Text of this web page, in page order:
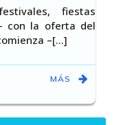
fiestas
con la oferta del
–[…]
MÁS